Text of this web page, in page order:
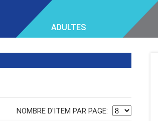
ADULTES
NOMBRE D'ITEM PAR PAGE: